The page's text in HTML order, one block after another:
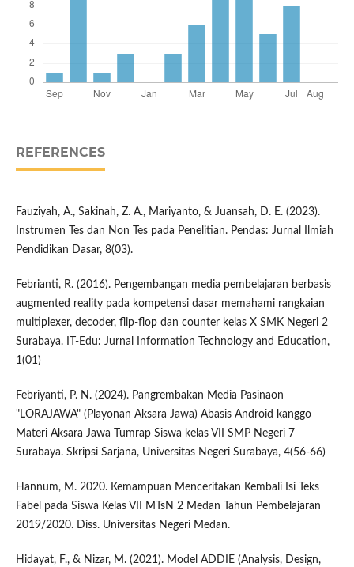
REFERENCES
Fauziyah, A., Sakinah, Z. A., Mariyanto, & Juansah, D. E. (2023).
Instrumen Tes dan Non Tes pada Penelitian. Pendas: Jurnal Ilmiah
Pendidikan Dasar, 8(03).
Febrianti, R. (2016). Pengembangan media pembelajaran berbasis
augmented reality pada kompetensi dasar memahami rangkaian
multiplexer, decoder, flip-flop dan counter kelas X SMK Negeri 2
Surabaya. IT-Edu: Jurnal Information Technology and Education,
1(01)
Febriyanti, P. N. (2024). Pangrembakan Media Pasinaon
"LORAJAWA" (Playonan Aksara Jawa) Abasis Android kanggo
Materi Aksara Jawa Tumrap Siswa kelas VII SMP Negeri 7
Surabaya. Skripsi Sarjana, Universitas Negeri Surabaya, 4(56-66)
Hannum, M. 2020. Kemampuan Menceritakan Kembali Isi Teks
Fabel pada Siswa Kelas VII MTsN 2 Medan Tahun Pembelajaran
2019/2020. Diss. Universitas Negeri Medan.
Hidayat, F., & Nizar, M. (2021). Model ADDIE (Analysis, Design,